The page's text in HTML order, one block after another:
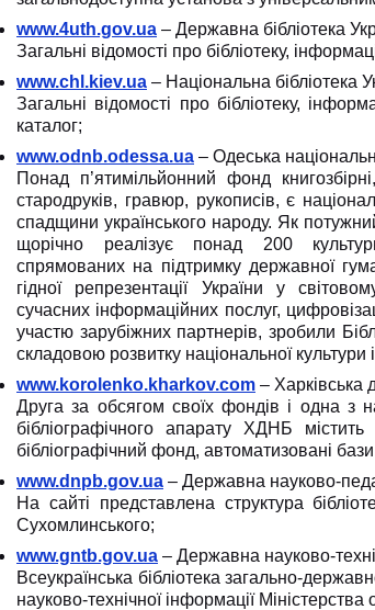
www.4uth.gov.ua – Державна бібліотека
Загальні відомості про бібліотеку,
www.chl.kiev.ua – Національна бібліотека
Загальні відомості про бібліотеку,
каталог;
www.odnb.odessa.ua – Одеська
Понад п’ятимільйонний фонд
стародруків, гравюр, рукописів, є
спадщини українського народу. Як
щорічно реалізує понад 200
спрямованих на підтримку державної
гідної репрезентації України у
сучасних інформаційних послуг,
участю зарубіжних партнерів, зробили
складовою розвитку національної
www.korolenko.kharkov.com – Харківська
Друга за обсягом своїх фондів і одна з
бібліографічного апарату ХДНБ
бібліографічний фонд, автоматизовані
www.dnpb.gov.ua – Державна науково-
На сайті представлена структура
Сухомлинського;
www.gntb.gov.ua – Державна науково-
Всеукраїнська бібліотека загально-
науково-технічної інформації Міністерства